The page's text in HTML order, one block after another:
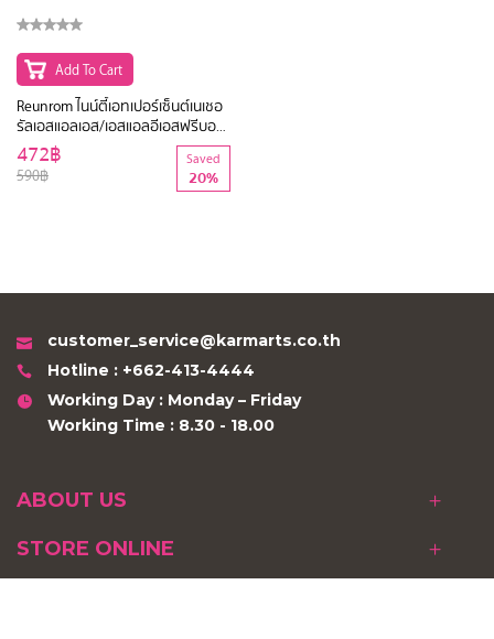
Add To Cart
Reunrom ไนน์ตี้เอทเปอร์เซ็นต์เนเชอ
รัลเอสแอลเอส/เอสแอลอีเอสฟรีบอดี้
คลีนเซอร์ 500ml
590฿
472฿ Saved
20%
customer_service@karmarts.co.th
Hotline : +662-413-4444
Working Day : Monday – Friday
Working Time : 8.30 - 18.00
ABOUT US
STORE ONLINE